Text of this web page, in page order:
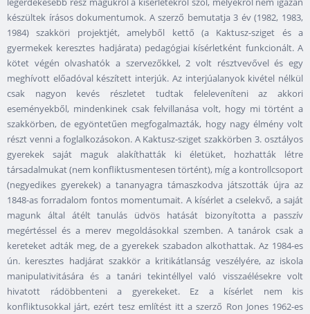
készültek írásos dokumentumok. A szerző bemutatja 3 év (1982, 1983,
1984) szakköri projektjét, amelyből kettő (a Kaktusz-sziget és a
gyermekek keresztes hadjárata) pedagógiai kísérletként funkcionált. A
kötet végén olvashatók a szervezőkkel, 2 volt résztvevővel és egy
meghívott előadóval készített interjúk. Az interjúalanyok kivétel nélkül
csak nagyon kevés részletet tudtak feleleveníteni az akkori
eseményekből, mindenkinek csak felvillanása volt, hogy mi történt a
szakkörben, de egyöntetűen megfogalmazták, hogy nagy élmény volt
részt venni a foglalkozásokon. A Kaktusz-sziget szakkörben 3. osztályos
gyerekek saját maguk alakíthatták ki életüket, hozhatták létre
társadalmukat (nem konfliktusmentesen történt), míg a kontrollcsoport
(negyedikes gyerekek) a tananyagra támaszkodva játszották újra az
1848-as forradalom fontos momentumait. A kísérlet a cselekvő, a saját
magunk által átélt tanulás üdvös hatását bizonyította a passzív
megértéssel és a merev megoldásokkal szemben. A tanárok csak a
kereteket adták meg, de a gyerekek szabadon alkothattak. Az 1984-es
ún. keresztes hadjárat szakkör a kritikátlanság veszélyére, az iskola
manipulativitására és a tanári tekintéllyel való visszaélésekre volt
hivatott rádöbbenteni a gyerekeket. Ez a kísérlet nem kis
konfliktusokkal járt, ezért tesz említést itt a szerző Ron Jones 1962-es